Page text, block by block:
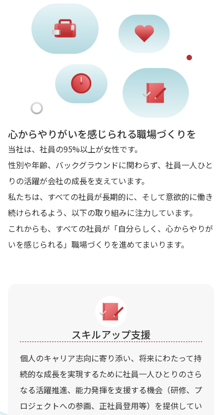
心からやりがいを感じられる職場づくりを
当社は、社員の95%以上が女性です。
性別や年齢、バックグラウンドに関わらず、社員一人ひと
りの活躍が会社の成長を支えています。
私たちは、すべての社員が長期的に、そして意欲的に働き
続けられるよう、以下の取り組みに注力しています。
これからも、すべての社員が「自分らしく、心からやりが
いを感じられる」職場づくりを進めてまいります。
スキルアップ支援
個人のキャリア志向に寄り添い、将来にわたって持
続的な成長を実現するために社員一人ひとりのさら
なる活躍推進、能力発揮を支援する機会（研修、プ
ロジェクトへの参画、正社員登用等）を提供してい